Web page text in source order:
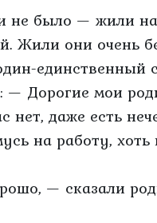
не было — жили на
Жили они очень
единственный
— Дорогие мои
нет, даже есть
на работу, хоть
— сказали